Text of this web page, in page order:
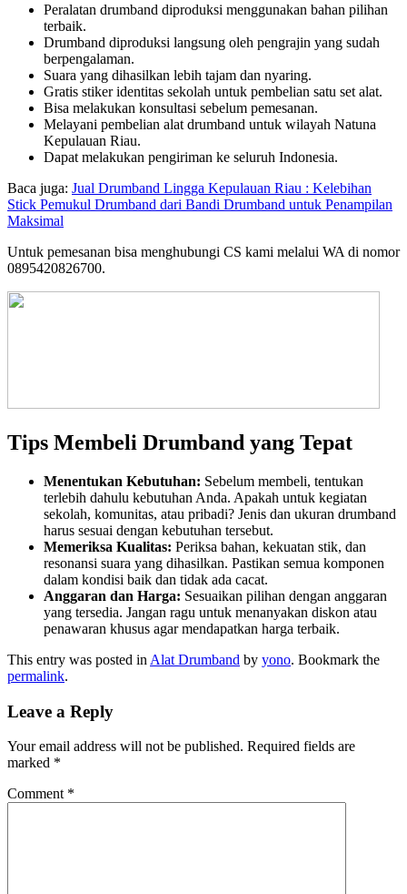
Peralatan drumband diproduksi menggunakan bahan pilihan
terbaik.
Drumband diproduksi langsung oleh pengrajin yang sudah
berpengalaman.
Suara yang dihasilkan lebih tajam dan nyaring.
Gratis stiker identitas sekolah untuk pembelian satu set alat.
Bisa melakukan konsultasi sebelum pemesanan.
Melayani pembelian alat drumband untuk wilayah Natuna
Kepulauan Riau.
Dapat melakukan pengiriman ke seluruh Indonesia.
Baca juga: Jual Drumband Lingga Kepulauan Riau : Kelebihan
Stick Pemukul Drumband dari Bandi Drumband untuk Penampilan
Maksimal
Untuk pemesanan bisa menghubungi CS kami melalui WA di nomor
0895420826700.
Tips Membeli Drumband yang Tepat
Menentukan Kebutuhan: Sebelum membeli, tentukan
terlebih dahulu kebutuhan Anda. Apakah untuk kegiatan
sekolah, komunitas, atau pribadi? Jenis dan ukuran drumband
harus sesuai dengan kebutuhan tersebut.
Memeriksa Kualitas: Periksa bahan, kekuatan stik, dan
resonansi suara yang dihasilkan. Pastikan semua komponen
dalam kondisi baik dan tidak ada cacat.
Anggaran dan Harga: Sesuaikan pilihan dengan anggaran
yang tersedia. Jangan ragu untuk menanyakan diskon atau
penawaran khusus agar mendapatkan harga terbaik.
This entry was posted in Alat Drumband by yono. Bookmark the
permalink.
Leave a Reply
Your email address will not be published. Required fields are
marked *
Comment *